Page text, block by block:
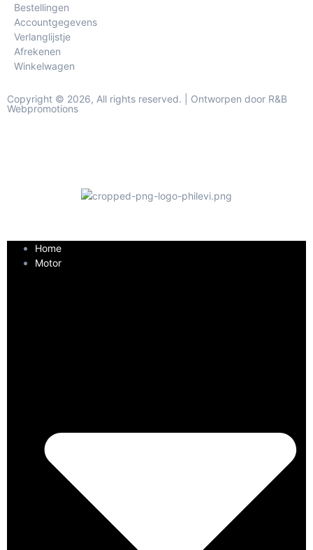
Bestellingen
Accountgegevens
Verlanglijstje
Afrekenen
Winkelwagen
Copyright © 2026, All rights reserved. | Ontworpen door R&B
Webpromotions
Home
Motor